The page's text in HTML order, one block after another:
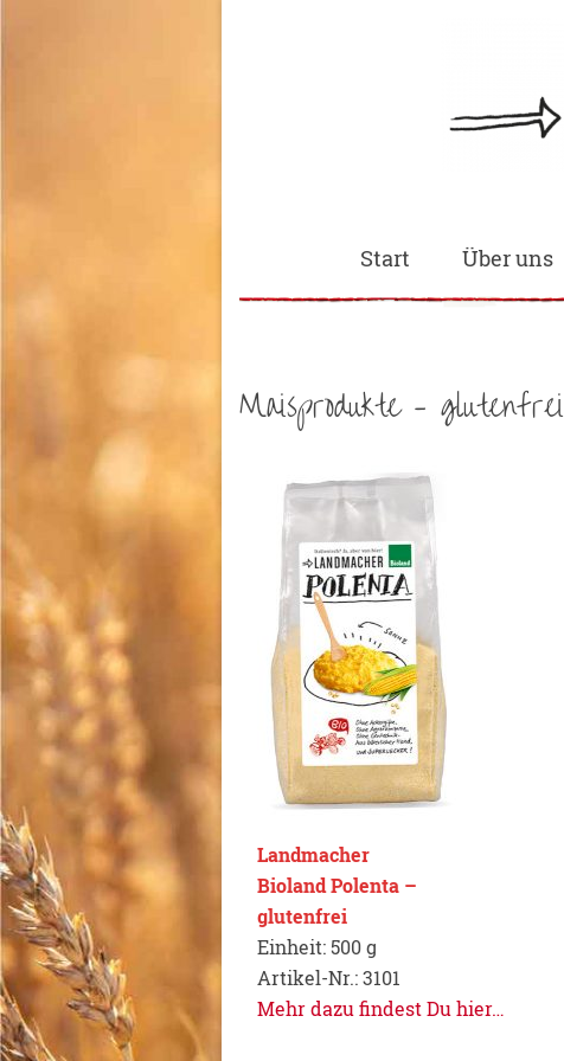
Start Über uns
Maisprodukte – glutenfrei
Landmacher
Bioland Polenta –
glutenfrei
Einheit: 500 g
Artikel-Nr.: 3101
Mehr dazu findest Du hier…